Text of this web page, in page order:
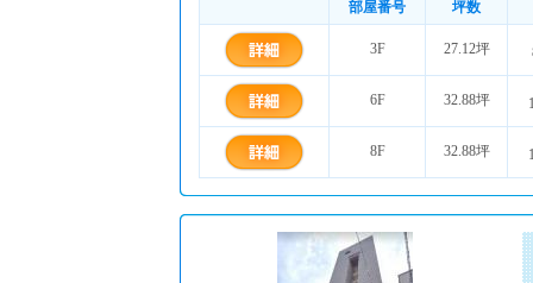
部屋番号 坪数
3F 27.12坪
6F 32.88坪
8F 32.88坪